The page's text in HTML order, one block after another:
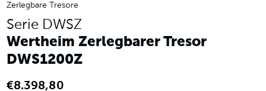
Zerlegbare Tresore
Serie DWSZ
Wertheim Zerlegbarer Tresor
DWS1200Z
€8.398,80